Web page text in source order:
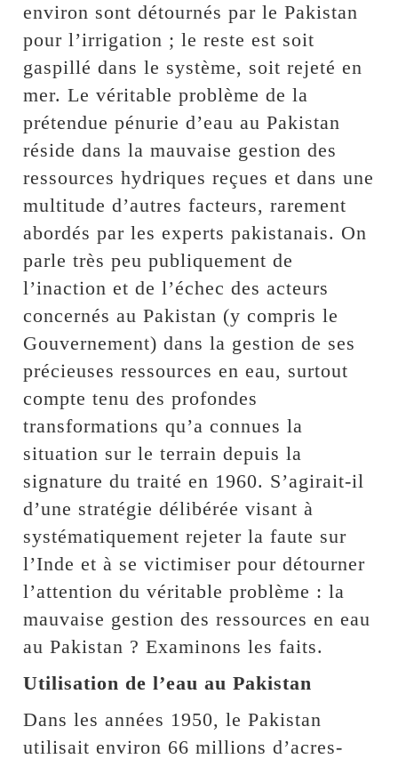
environ sont détournés par le Pakistan
pour l’irrigation ; le reste est soit
gaspillé dans le système, soit rejeté en
mer. Le véritable problème de la
prétendue pénurie d’eau au Pakistan
réside dans la mauvaise gestion des
ressources hydriques reçues et dans une
multitude d’autres facteurs, rarement
abordés par les experts pakistanais. On
parle très peu publiquement de
l’inaction et de l’échec des acteurs
concernés au Pakistan (y compris le
Gouvernement) dans la gestion de ses
précieuses ressources en eau, surtout
compte tenu des profondes
transformations qu’a connues la
situation sur le terrain depuis la
signature du traité en 1960. S’agirait-il
d’une stratégie délibérée visant à
systématiquement rejeter la faute sur
l’Inde et à se victimiser pour détourner
l’attention du véritable problème : la
mauvaise gestion des ressources en eau
au Pakistan ? Examinons les faits.
Utilisation de l’eau au Pakistan
Dans les années 1950, le Pakistan
utilisait environ 66 millions d’acres-